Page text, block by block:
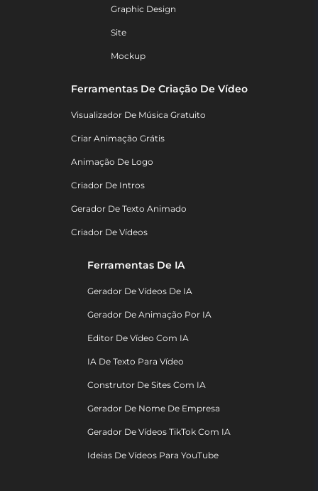
Graphic Design
Site
Mockup
Ferramentas De Criação De Vídeo
Visualizador De Música Gratuito
Criar Animação Grátis
Animação De Logo
Criador De Intros
Gerador De Texto Animado
Criador De Vídeos
Ferramentas De IA
Gerador De Vídeos De IA
Gerador De Animação Por IA
Editor De Vídeo Com IA
IA De Texto Para Vídeo
Construtor De Sites Com IA
Gerador De Nome De Empresa
Gerador De Vídeos TikTok Com IA
Ideias De Vídeos Para YouTube